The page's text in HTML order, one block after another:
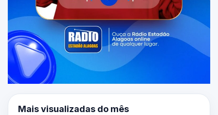
Mais visualizadas do mês